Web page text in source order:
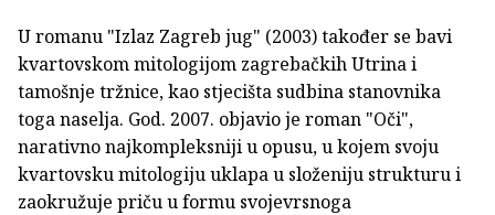
U romanu "Izlaz Zagreb jug" (2003) također se bavi
kvartovskom mitologijom zagrebačkih Utrina i
tamošnje tržnice, kao stjecišta sudbina stanovnika
toga naselja. God. 2007. objavio je roman "Oči",
narativno najkompleksniji u opusu, u kojem svoju
kvartovsku mitologiju uklapa u složeniju strukturu i
zaokružuje priču u formu svojevrsnoga